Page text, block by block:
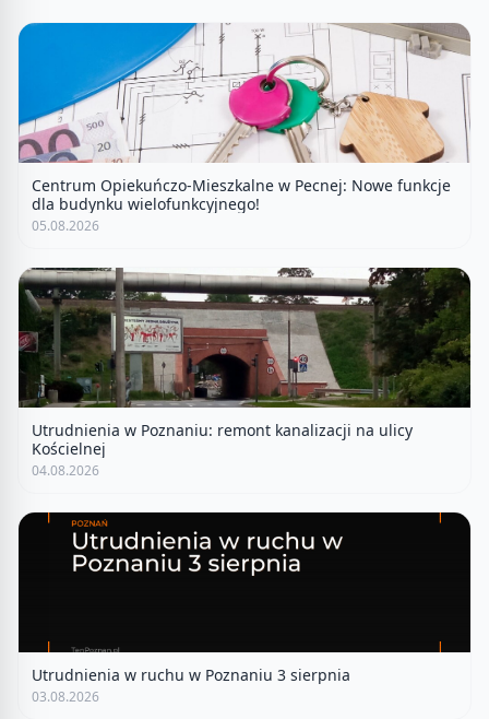
Centrum Opiekuńczo-Mieszkalne w Pecnej: Nowe funkcje
dla budynku wielofunkcyjnego!
05.08.2026
Utrudnienia w Poznaniu: remont kanalizacji na ulicy
Kościelnej
04.08.2026
Utrudnienia w ruchu w Poznaniu 3 sierpnia
03.08.2026